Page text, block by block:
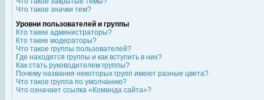
Что такое значки тем?
Уровни пользователей и группы
Кто такие администраторы?
Кто такие модераторы?
Что такое группы пользователей?
Где находятся группы и как вступить в них?
Как стать руководителем группы?
Почему названия некоторых групп имеют разные цвета?
Что такое группа по умолчанию?
Что означает ссылка «Команда сайта»?